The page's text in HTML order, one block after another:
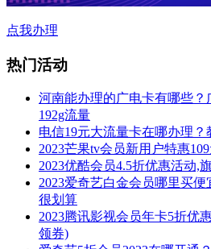
点我办理
热门活动
河南能办理的广电卡有哪些？
192g流量
电信19元大流量卡在哪办理
2023芒果tv会员新用户特惠
2023优酷会员4.5折优惠活动,
2023爱奇艺白金会员哪里买便
很划算
2023腾讯影视会员年卡5折优
领券)